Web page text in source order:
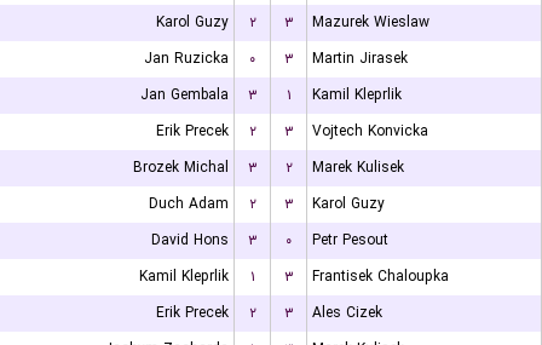
Karol Guzy ۲ ۳
Mazurek Wieslaw
Jan Ruzicka
۰ ۳
Martin Jirasek
Jan Gembala
۳ ۱
Kamil Kleprlik
Erik Precek
۲ ۳
Vojtech Konvicka
Brozek Michal
۳ ۲
Marek Kulisek
Duch Adam
۲ ۳
Karol Guzy
David Hons
۳ ۰
Petr Pesout
Kamil Kleprlik
۱ ۳
Frantisek Chaloupka
Erik Precek
۲ ۳
Ales Cizek